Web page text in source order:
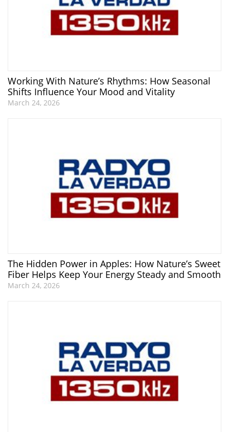
Working With Nature’s Rhythms: How Seasonal
Shifts Influence Your Mood and Vitality
March 24, 2026
The Hidden Power in Apples: How Nature’s Sweet
Fiber Helps Keep Your Energy Steady and Smooth
March 24, 2026